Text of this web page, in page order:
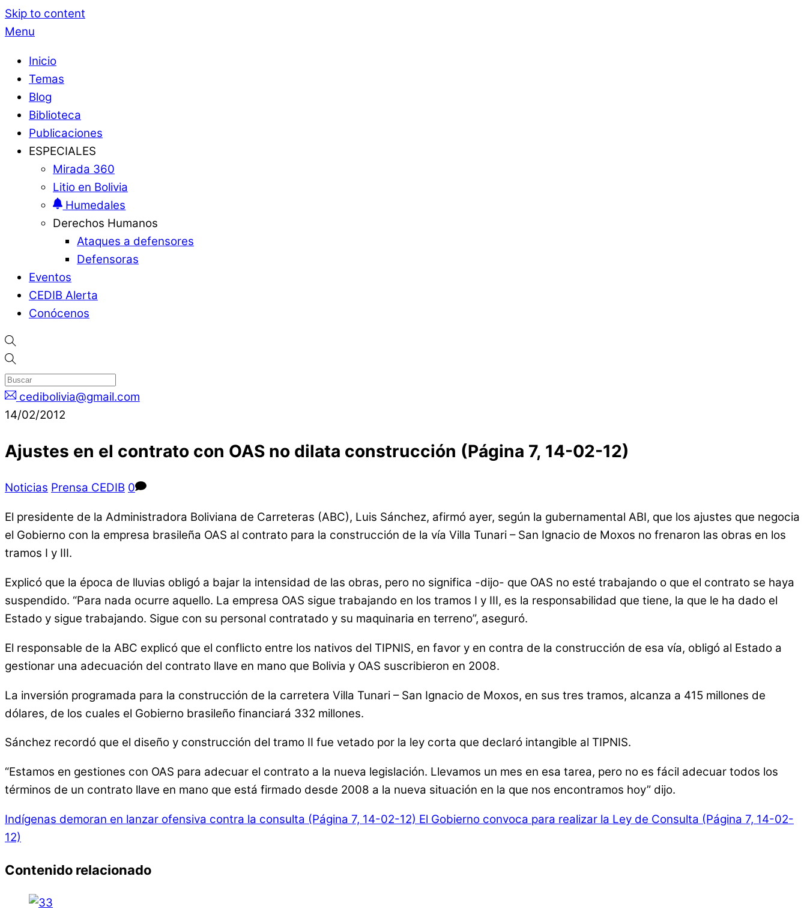
Skip to content
Menu
Inicio
Temas
Blog
Biblioteca
Publicaciones
ESPECIALES
Mirada 360
Litio en Bolivia
Humedales
Derechos Humanos
Ataques a defensores
Defensoras
Eventos
CEDIB Alerta
Conócenos
cedibolivia@gmail.com
14/02/2012
Ajustes en el contrato con OAS no dilata construcción (Página 7, 14-02-12)
Noticias Prensa CEDIB 0
El presidente de la Administradora Boliviana de Carreteras (ABC), Luis Sánchez, afirmó ayer, según la gubernamental ABI, que los ajustes que negocia
el Gobierno con la empresa brasileña OAS al contrato para la construcción de la vía Villa Tunari – San Ignacio de Moxos no frenaron las obras en los
tramos I y III.
Explicó que la época de lluvias obligó a bajar la intensidad de las obras, pero no significa -dijo- que OAS no esté trabajando o que el contrato se haya
suspendido. “Para nada ocurre aquello. La empresa OAS sigue trabajando en los tramos I y III, es la responsabilidad que tiene, la que le ha dado el
Estado y sigue trabajando. Sigue con su personal contratado y su maquinaria en terreno”, aseguró.
El responsable de la ABC explicó que el conflicto entre los nativos del TIPNIS, en favor y en contra de la construcción de esa vía, obligó al Estado a
gestionar una adecuación del contrato llave en mano que Bolivia y OAS suscribieron en 2008.
La inversión programada para la construcción de la carretera Villa Tunari – San Ignacio de Moxos, en sus tres tramos, alcanza a 415 millones de
dólares, de los cuales el Gobierno brasileño financiará 332 millones.
Sánchez recordó que el diseño y construcción del tramo II fue vetado por la ley corta que declaró intangible al TIPNIS.
“Estamos en gestiones con OAS para adecuar el contrato a la nueva legislación. Llevamos un mes en esa tarea, pero no es fácil adecuar todos los
términos de un contrato llave en mano que está firmado desde 2008 a la nueva situación en la que nos encontramos hoy” dijo.
Indígenas demoran en lanzar ofensiva contra la consulta (Página 7, 14-02-12) El Gobierno convoca para realizar la Ley de Consulta (Página 7, 14-02-
12)
Contenido relacionado